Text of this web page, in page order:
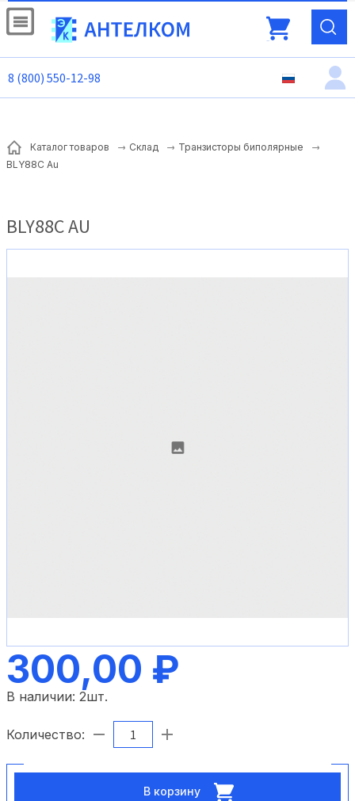
8 (800) 550-12-98
Каталог товаров Склад
Транзисторы биполярные
BLY88C Au
BLY88C AU
300,00 ₽
В наличии: 2шт.
Количество:
В корзину